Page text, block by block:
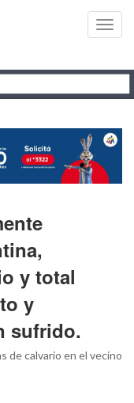
y total
y
sufrido.
de calvario en el vecino